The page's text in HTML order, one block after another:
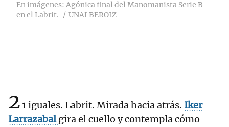
En imágenes: Agónica final del Manomanista Serie B
en el Labrit.
UNAI BEROIZ
21 iguales. Labrit. Mirada hacia atrás. Iker
Larrazabalgira el cuello y contempla cómo